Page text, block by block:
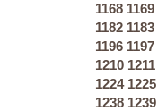
1168 1169
1182 1183
1196 1197
1210 1211
1224 1225
1238 1239